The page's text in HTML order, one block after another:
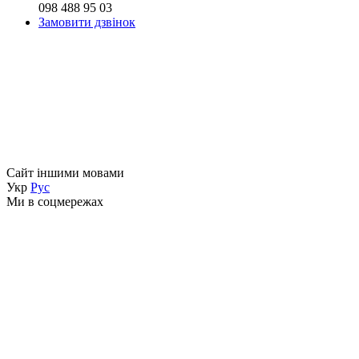
098 488 95 03
Замовити дзвінок
Сайт іншими мовами
Укр Рус
Ми в соцмережах